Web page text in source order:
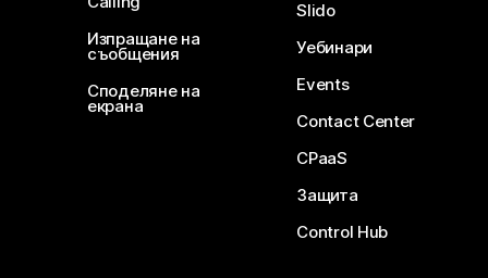
Изпращане на
съобщения
Споделяне на
екрана
Slido
Уебинари
Events
Contact Center
CPaaS
Защита
Control Hub